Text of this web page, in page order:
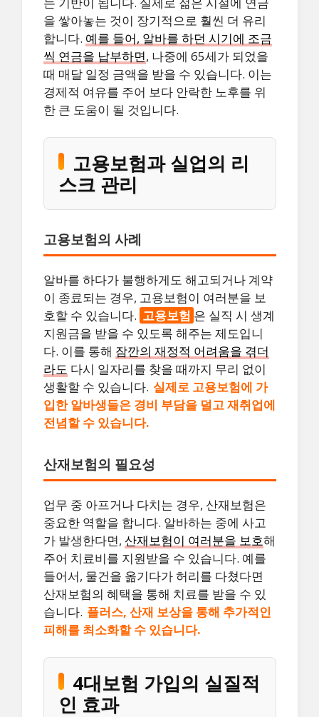
을 쌓아놓는 것이 장기적으로 훨씬 더 유리
합니다. 예를 들어, 알바를 하던 시기에 조금
씩 연금을 납부하면, 나중에 65세가 되었을
때 매달 일정 금액을 받을 수 있습니다. 이는
경제적 여유를 주어 보다 안락한 노후를 위
한 큰 도움이 될 것입니다.
고용보험과 실업의 리
스크 관리
고용보험의 사례
알바를 하다가 불행하게도 해고되거나 계약
이 종료되는 경우, 고용보험이 여러분을 보
호할 수 있습니다. 고용보험 은 실직 시 생계
지원금을 받을 수 있도록 해주는 제도입니
다. 이를 통해 잠깐의 재정적 어려움을 겪더
라도 다시 일자리를 찾을 때까지 무리 없이
생활할 수 있습니다. 실제로 고용보험에 가
입한 알바생들은 경비 부담을 덜고 재취업에
전념할 수 있습니다.
산재보험의 필요성
업무 중 아프거나 다치는 경우, 산재보험은
중요한 역할을 합니다. 알바하는 중에 사고
가 발생한다면, 산재보험이 여러분을 보호해
주어 치료비를 지원받을 수 있습니다. 예를
들어서, 물건을 옮기다가 허리를 다쳤다면
산재보험의 혜택을 통해 치료를 받을 수 있
습니다. 플러스, 산재 보상을 통해 추가적인
피해를 최소화할 수 있습니다.
4대보험 가입의 실질적
인 효과